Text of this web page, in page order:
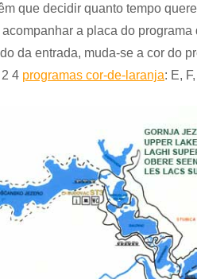
que decidir quanto tempo
a placa do programa
da entrada, muda-se a cor do
4 programas cor-de-laranja: E,